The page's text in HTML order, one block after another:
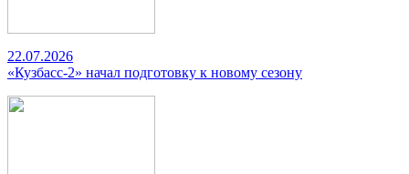
22.07.2026
«Кузбасс-2» начал подготовку к новому сезону